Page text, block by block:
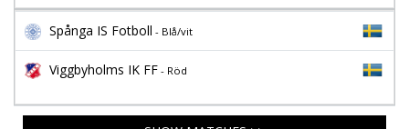
Spånga IS Fotboll - Blå/vit
Viggbyholms IK FF - Röd